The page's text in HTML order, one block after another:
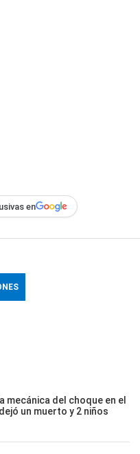
en
mecánica del choque en el
un muerto y 2 niños